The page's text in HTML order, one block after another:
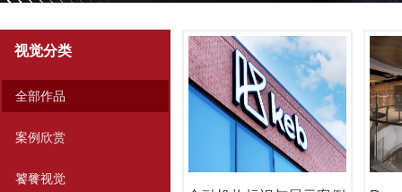
视觉分类
全部作品
案例欣赏
饕餮视觉